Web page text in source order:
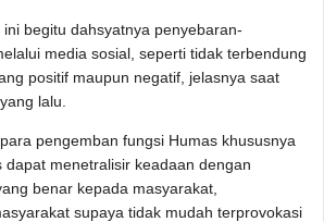
begitu dahsyatnya penyebaran-
media sosial, seperti tidak terbendung
positif maupun negatif, jelasnya saat
lalu.
pengemban fungsi Humas khususnya
dapat menetralisir keadaan dengan
benar kepada masyarakat,
supaya tidak mudah terprovokasi